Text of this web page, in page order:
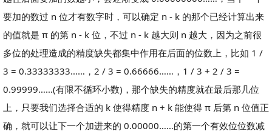
要加的数过 n 位才有数字时，可以确定 n - k 的那个已经计算出来
的值就是 π 的第 n - k 位，不过 n - k 越大则 n 越大，因为之前很
多位的处理造成的精度缺失都集中作用在后面的位数上，比如 1 /
3 = 0.33333333……，2 / 3 = 0.66666……，1 / 3 + 2 / 3 =
0.99999……(有限不循环小数)，那个缺失的精度就在最后那几位
上，只要我们选择合适的 k 使得精度 n + k 能使得 π 后第 n 位值正
确，就可以让下一个加进来的 0.00000……的第一个有效位位数减